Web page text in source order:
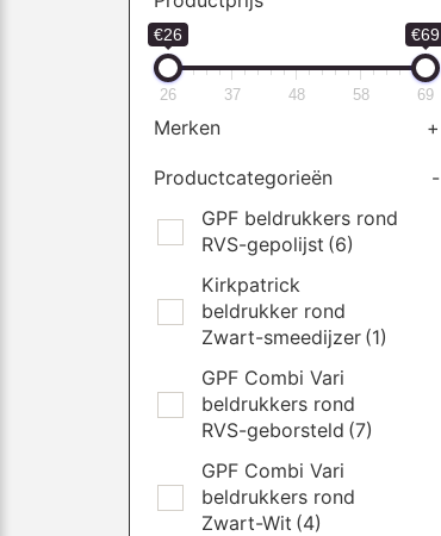
€26 €69
26 37 48 58 69
Merken +
Productcategorieën
-
GPF beldrukkers rond
RVS-gepolijst (6)
Kirkpatrick
beldrukker rond
Zwart-smeedijzer (1)
GPF Combi Vari
beldrukkers rond
RVS-geborsteld (7)
GPF Combi Vari
beldrukkers rond
Zwart-Wit (4)